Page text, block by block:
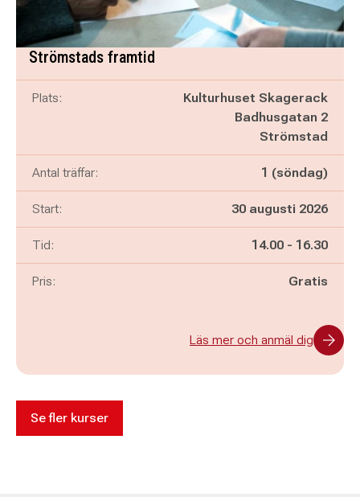
Strömstads framtid
Plats:
Kulturhuset Skagerack
Badhusgatan 2
Strömstad
Antal träffar: 1 (söndag)
Start: 30 augusti 2026
Tid: Pågår mellan
14.00 - och
16.30
Pris: Gratis
Läs mer och anmäl dig
Se fler kurser